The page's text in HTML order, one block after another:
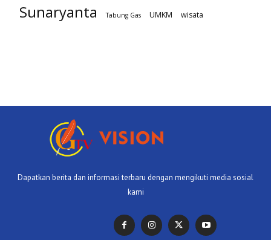
Sunaryanta Tabung Gas UMKM wisata
Dapatkan berita dan informasi terbaru dengan mengikuti media sosial
kami